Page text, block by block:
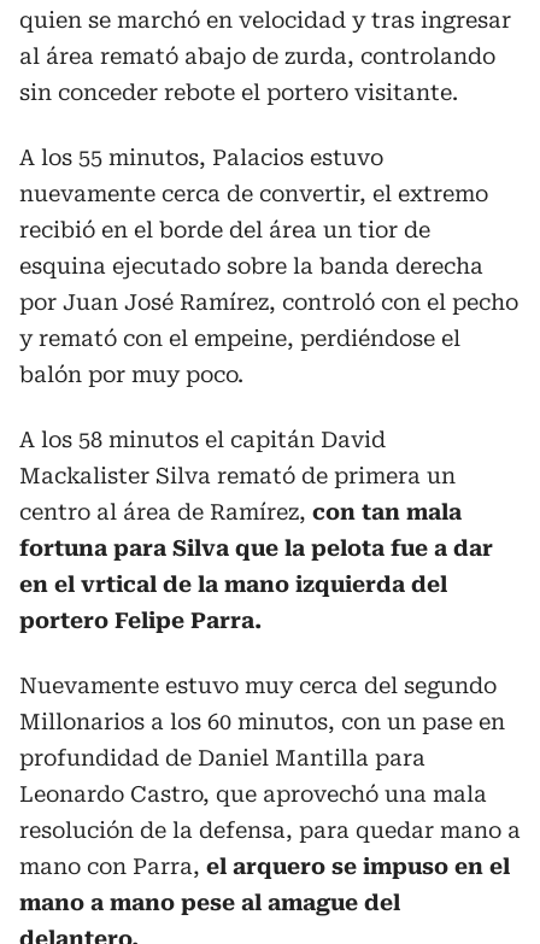
quien se marchó en velocidad y tras ingresar
al área remató abajo de zurda, controlando
sin conceder rebote el portero visitante.
A los 55 minutos, Palacios estuvo
nuevamente cerca de convertir, el extremo
recibió en el borde del área un tior de
esquina ejecutado sobre la banda derecha
por Juan José Ramírez, controló con el pecho
y remató con el empeine, perdiéndose el
balón por muy poco.
A los 58 minutos el capitán David
Mackalister Silva remató de primera un
centro al área de Ramírez, con tan mala
fortuna para Silva que la pelota fue a dar
en el vrtical de la mano izquierda del
portero Felipe Parra.
Nuevamente estuvo muy cerca del segundo
Millonarios a los 60 minutos, con un pase en
profundidad de Daniel Mantilla para
Leonardo Castro, que aprovechó una mala
resolución de la defensa, para quedar mano a
mano con Parra, el arquero se impuso en el
mano a mano pese al amague del
delantero.